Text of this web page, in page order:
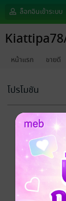
ล็อกอินเข้าระบบ
หน้าแรก ขายดี
โปรโมชัน